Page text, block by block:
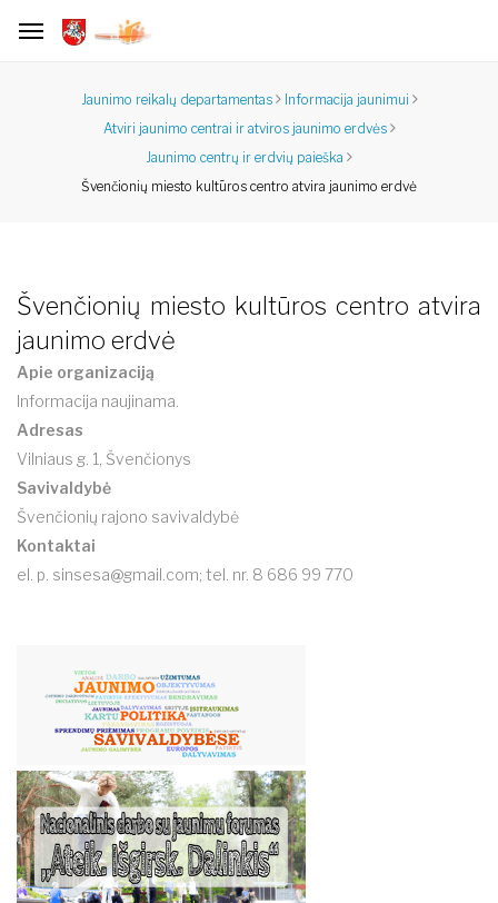
Jaunimo reikalų departamentas
Informacija jaunimui
Atviri jaunimo centrai ir atviros jaunimo erdvės
Jaunimo centrų ir erdvių paieška
Švenčionių miesto kultūros centro atvira jaunimo erdvė
Švenčionių miesto kultūros centro atvira
jaunimo erdvė
Apie organizaciją
Informacija naujinama.
Adresas
Vilniaus g. 1, Švenčionys
Savivaldybė
Švenčionių rajono savivaldybė
Kontaktai
el. p. sinsesa@gmail.com; tel. nr. 8 686 99 770